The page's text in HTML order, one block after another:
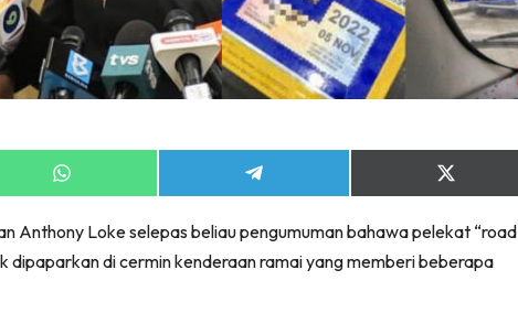
Share
on
Share
on
Share
on
(Twitter)
Anthony Loke selepas beliau pengumuman bahawa pelekat “road
dipaparkan di cermin kenderaan ramai yang memberi beberapa